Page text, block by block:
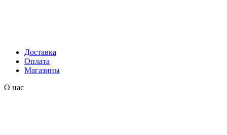
Доставка
Оплата
Магазины
О нас